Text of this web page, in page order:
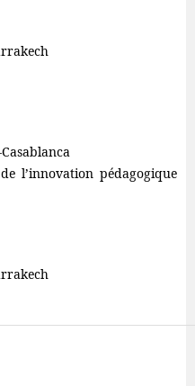
l’innovation pédagogique